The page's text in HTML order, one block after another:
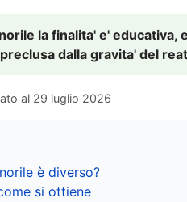
la finalita' e' educativa,
dalla gravita' del
al 29 luglio 2026
è diverso?
si ottiene